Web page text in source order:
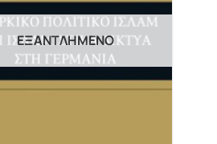
ΕΞΑΝΤΛΗΜΈΝΟ